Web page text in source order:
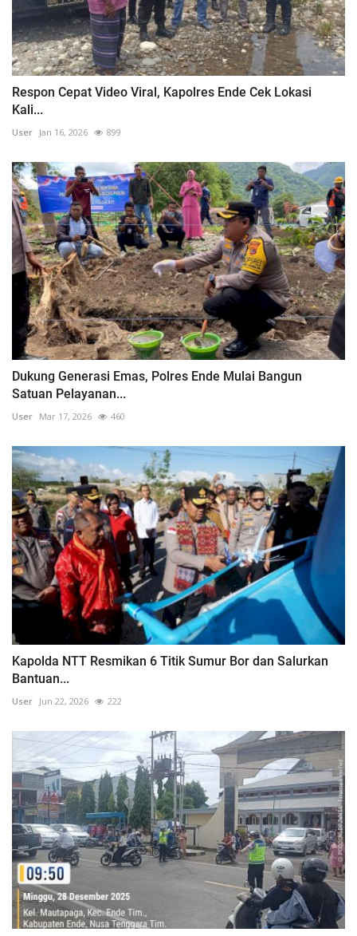
Respon Cepat Video Viral, Kapolres Ende Cek Lokasi
Kali...
User Jan 16, 2026 899
Dukung Generasi Emas, Polres Ende Mulai Bangun
Satuan Pelayanan...
User Mar 17, 2026 460
Kapolda NTT Resmikan 6 Titik Sumur Bor dan Salurkan
Bantuan...
User Jun 22, 2026 222